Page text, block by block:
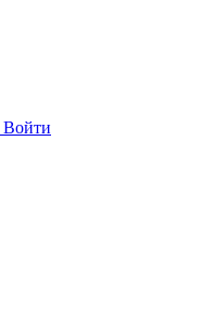
Войти